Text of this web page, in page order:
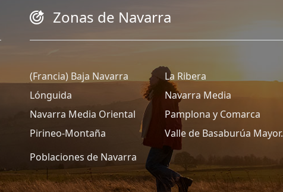
Zonas de Navarra
(Francia) Baja Navarra
La Ribera
Lónguida
Navarra Media
Navarra Media Oriental
Pamplona y Comarca
Pirineo-Montaña
Valle de Basaburúa Mayor.
Poblaciones de Navarra